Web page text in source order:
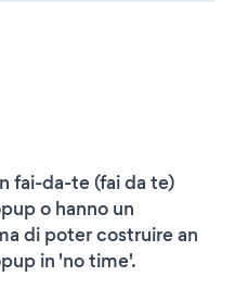
fai-da-te (fai da te)
o hanno un
di poter costruire an
in 'no time'.